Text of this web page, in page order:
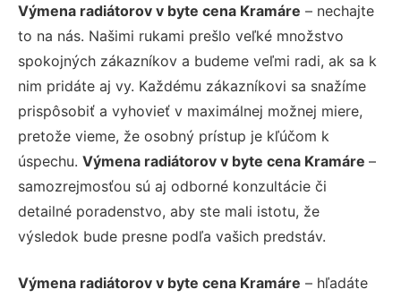
Výmena radiátorov v byte cena Kramáre – nechajte
to na nás. Našimi rukami prešlo veľké množstvo
spokojných zákazníkov a budeme veľmi radi, ak sa k
nim pridáte aj vy. Každému zákazníkovi sa snažíme
prispôsobiť a vyhovieť v maximálnej možnej miere,
pretože vieme, že osobný prístup je kľúčom k
úspechu. Výmena radiátorov v byte cena Kramáre –
samozrejmosťou sú aj odborné konzultácie či
detailné poradenstvo, aby ste mali istotu, že
výsledok bude presne podľa vašich predstáv.
Výmena radiátorov v byte cena Kramáre – hľadáte